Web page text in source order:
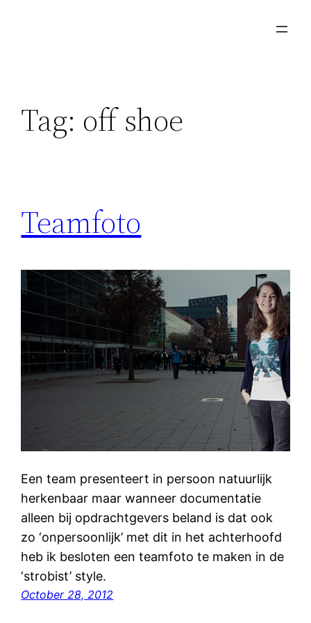
Tag: off shoe
Teamfoto
Een team presenteert in persoon natuurlijk
herkenbaar maar wanneer documentatie
alleen bij opdrachtgevers beland is dat ook
zo ‘onpersoonlijk’ met dit in het achterhoofd
heb ik besloten een teamfoto te maken in de
‘strobist’ style.
October 28, 2012